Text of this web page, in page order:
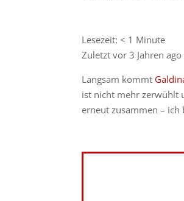
Lesezeit:< 1 Minute
Zuletzt vor 3 Jahren
Langsam kommt
ist nicht mehr zerwühlt
erneut zusammen –